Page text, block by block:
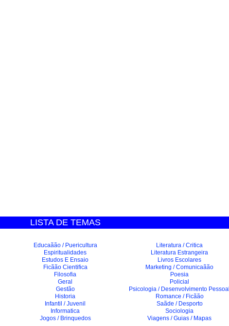
LISTA DE TEMAS
Educaãão / Puericultura
Espiritualidades
Estudos E Ensaio
Ficãão Cientifica
Filosofia
Geral
Gestão
Historia
Infantil / Juvenil
Informatica
Jogos / Brinquedos
Literatura / Critica
Literatura Estrangeira
Livros Escolares
Marketing / Comunicaãão
Poesia
Policial
Psicologia / Desenvolvimento Pessoal
Romance / Ficãão
Saãde / Desporto
Sociologia
Viagens / Guias / Mapas